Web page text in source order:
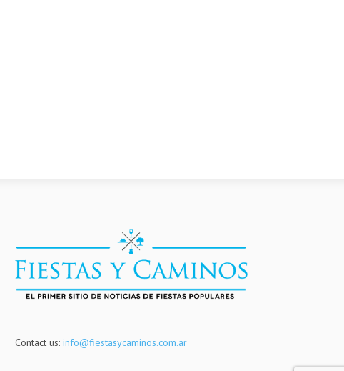
Contact us:info@fiestasycaminos.com.ar